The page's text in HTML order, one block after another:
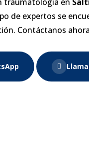
de expertos se
Contáctanos